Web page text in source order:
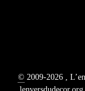
©2009-2026 ,